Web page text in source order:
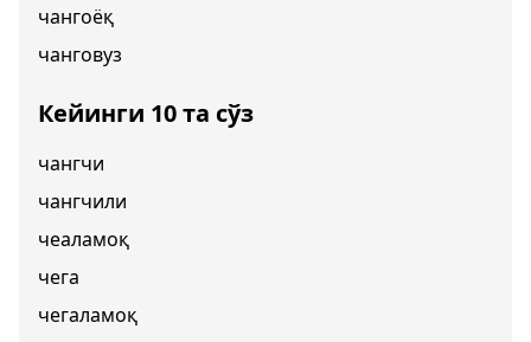
чангоёқ
чанговуз
Кейинги 10 та сўз
чангчи
чангчили
чеаламоқ
чега
чегаламоқ